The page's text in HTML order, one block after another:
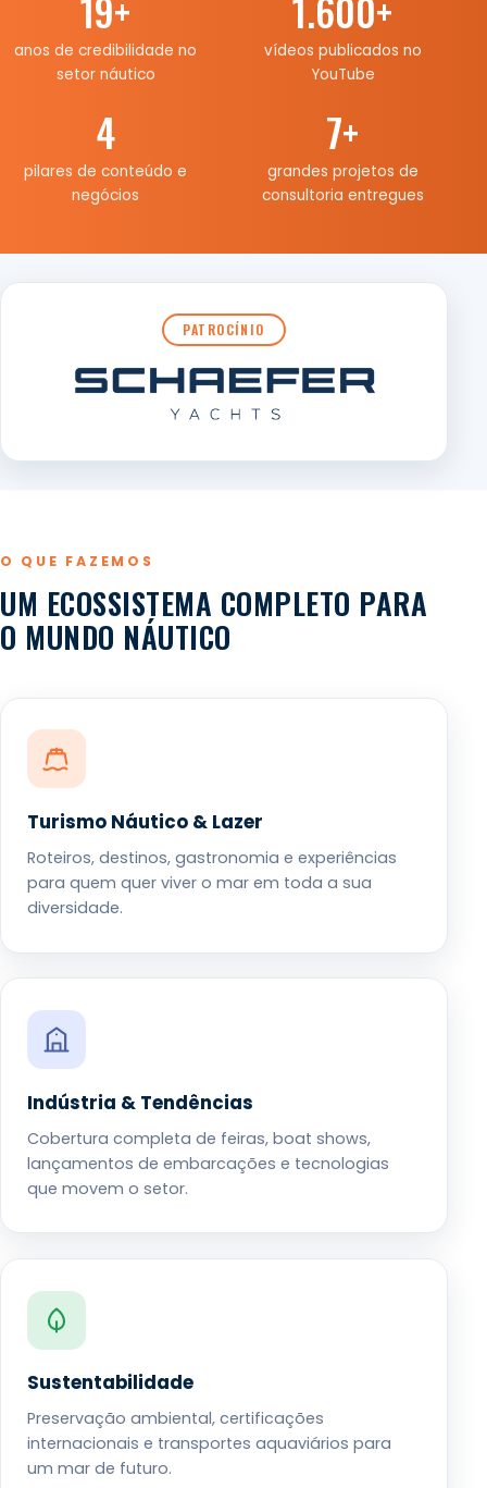
anos de credibilidade no
setor náutico
vídeos publicados no
YouTube
4
pilares de conteúdo e
negócios
7+
grandes projetos de
consultoria entregues
PATROCÍNIO
O QUE FAZEMOS
UM ECOSSISTEMA COMPLETO PARA
O MUNDO NÁUTICO
Turismo Náutico & Lazer
Roteiros, destinos, gastronomia e experiências
para quem quer viver o mar em toda a sua
diversidade.
Indústria & Tendências
Cobertura completa de feiras, boat shows,
lançamentos de embarcações e tecnologias
que movem o setor.
Sustentabilidade
Preservação ambiental, certificações
internacionais e transportes aquaviários para
um mar de futuro.